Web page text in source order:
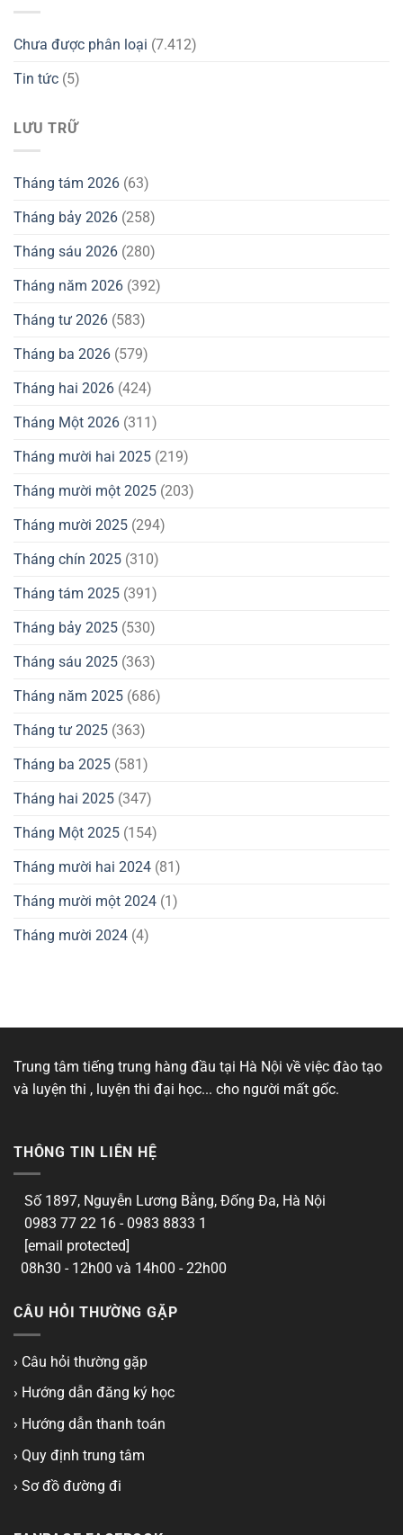
Chưa được phân loại (7.412)
Tin tức (5)
LƯU TRỮ
Tháng tám 2026 (63)
Tháng bảy 2026 (258)
Tháng sáu 2026 (280)
Tháng năm 2026 (392)
Tháng tư 2026 (583)
Tháng ba 2026 (579)
Tháng hai 2026 (424)
Tháng Một 2026 (311)
Tháng mười hai 2025 (219)
Tháng mười một 2025 (203)
Tháng mười 2025 (294)
Tháng chín 2025 (310)
Tháng tám 2025 (391)
Tháng bảy 2025 (530)
Tháng sáu 2025 (363)
Tháng năm 2025 (686)
Tháng tư 2025 (363)
Tháng ba 2025 (581)
Tháng hai 2025 (347)
Tháng Một 2025 (154)
Tháng mười hai 2024 (81)
Tháng mười một 2024 (1)
Tháng mười 2024 (4)
Trung tâm tiếng trung hàng đầu tại Hà Nội về việc đào tạo
và luyện thi , luyện thi đại học... cho người mất gốc.
THÔNG TIN LIÊN HỆ
Số 1897, Nguyễn Lương Bằng, Đống Đa, Hà Nội
0983 77 22 16 - 0983 8833 1
[email protected]
08h30 - 12h00 và 14h00 - 22h00
CÂU HỎI THƯỜNG GẶP
› Câu hỏi thường gặp
› Hướng dẫn đăng ký học
› Hướng dẫn thanh toán
› Quy định trung tâm
› Sơ đồ đường đi